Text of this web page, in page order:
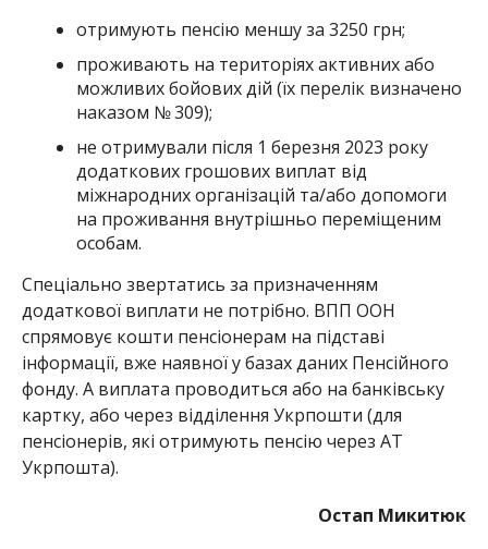
отримують пенсію меншу за 3250 грн;
проживають на територіях активних або
можливих бойових дій (їх перелік визначено
наказом № 309);
не отримували після 1 березня 2023 року
додаткових грошових виплат від
міжнародних організацій та/або допомоги
на проживання внутрішньо переміщеним
особам.
Спеціально звертатись за призначенням
додаткової виплати не потрібно. ВПП ООН
спрямовує кошти пенсіонерам на підставі
інформації, вже наявної у базах даних Пенсійного
фонду. А виплата проводиться або на банківську
картку, або через відділення Укрпошти (для
пенсіонерів, які отримують пенсію через АТ
Укрпошта).
Остап Микитюк